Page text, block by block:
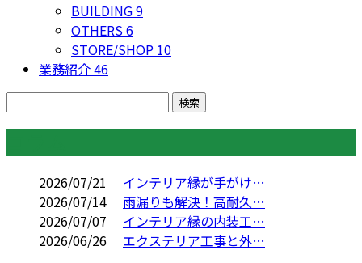
BUILDING9
OTHERS6
STORE/SHOP 10
業務紹介46
2026/07/21
インテリア縁が手がけ…
2026/07/14
雨漏りも解決！高耐久…
2026/07/07
インテリア縁の内装工…
2026/06/26
エクステリア工事と外…